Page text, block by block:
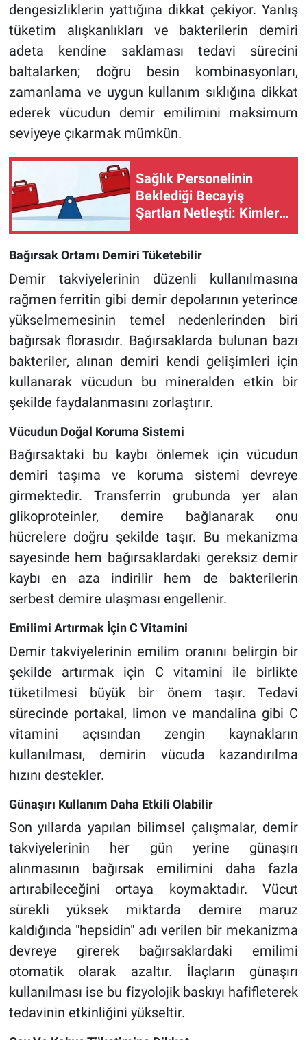
dengesizliklerin yattığına dikkat çekiyor. Yanlış
tüketim alışkanlıkları ve bakterilerin demiri
adeta kendine saklaması tedavi sürecini
baltalarken; doğru besin kombinasyonları,
zamanlama ve uygun kullanım sıklığına dikkat
ederek vücudun demir emilimini maksimum
seviyeye çıkarmak mümkün.
Sağlık Personelinin
Beklediği Becayiş
Şartları Netleşti: Kimler
Başvurabilir, Kimler
Kapsam Dışında?
Bağırsak Ortamı Demiri Tüketebilir
Demir takviyelerinin düzenli kullanılmasına
rağmen ferritin gibi demir depolarının yeterince
yükselmemesinin temel nedenlerinden biri
bağırsak florasıdır. Bağırsaklarda bulunan bazı
bakteriler, alınan demiri kendi gelişimleri için
kullanarak vücudun bu mineralden etkin bir
şekilde faydalanmasını zorlaştırır.
Vücudun Doğal Koruma Sistemi
Bağırsaktaki bu kaybı önlemek için vücudun
demiri taşıma ve koruma sistemi devreye
girmektedir. Transferrin grubunda yer alan
glikoproteinler, demire bağlanarak onu
hücrelere doğru şekilde taşır. Bu mekanizma
sayesinde hem bağırsaklardaki gereksiz demir
kaybı en aza indirilir hem de bakterilerin
serbest demire ulaşması engellenir.
Emilimi Artırmak İçin C Vitamini
Demir takviyelerinin emilim oranını belirgin bir
şekilde artırmak için C vitamini ile birlikte
tüketilmesi büyük bir önem taşır. Tedavi
sürecinde portakal, limon ve mandalina gibi C
vitamini açısından zengin kaynakların
kullanılması, demirin vücuda kazandırılma
hızını destekler.
Günaşırı Kullanım Daha Etkili Olabilir
Son yıllarda yapılan bilimsel çalışmalar, demir
takviyelerinin her gün yerine günaşırı
alınmasının bağırsak emilimini daha fazla
artırabileceğini ortaya koymaktadır. Vücut
sürekli yüksek miktarda demire maruz
kaldığında "hepsidin" adı verilen bir mekanizma
devreye girerek bağırsaklardaki emilimi
otomatik olarak azaltır. İlaçların günaşırı
kullanılması ise bu fizyolojik baskıyı hafifleterek
tedavinin etkinliğini yükseltir.